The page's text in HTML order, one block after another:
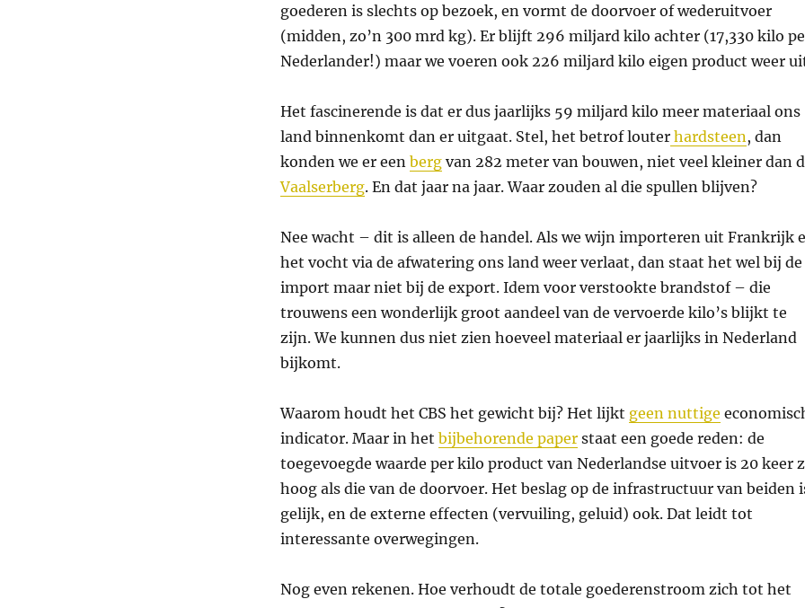
goederen is slechts op bezoek, en vormt de doorvoer of wederuitvoer
(midden, zo’n 300 mrd kg). Er blijft 296 miljard kilo achter (17,330 kilo
Nederlander!) maar we voeren ook 226 miljard kilo eigen product weer
Het fascinerende is dat er dus jaarlijks 59 miljard kilo meer materiaal ons
land binnenkomt dan er uitgaat. Stel, het betrof louter hardsteen , dan
konden we er een berg van 282 meter van bouwen, niet veel kleiner dan
Vaalserberg. En dat jaar na jaar. Waar zouden al die spullen blijven?
Nee wacht – dit is alleen de handel. Als we wijn importeren uit Frankrijk
het vocht via de afwatering ons land weer verlaat, dan staat het wel bij de
import maar niet bij de export. Idem voor verstookte brandstof – die
trouwens een wonderlijk groot aandeel van de vervoerde kilo’s blijkt te
zijn. We kunnen dus niet zien hoeveel materiaal er jaarlijks in Nederland
bijkomt.
Waarom houdt het CBS het gewicht bij? Het lijkt geen nuttige
indicator. Maar in het bijbehorende paper staat een goede reden: de
toegevoegde waarde per kilo product van Nederlandse uitvoer is 20 keer
hoog als die van de doorvoer. Het beslag op de infrastructuur van beiden
gelijk, en de externe effecten (vervuiling, geluid) ook. Dat leidt tot
interessante overwegingen.
Nog even rekenen. Hoe verhoudt de totale goederenstroom zich tot het